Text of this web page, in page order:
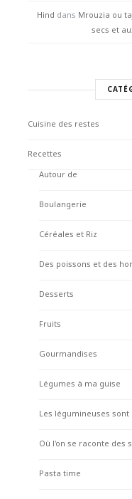
Hind dans Mrouzia ou
secs et
Cuisine des restes
Recettes
Autour de
Boulangerie
Céréales et Riz
Des poissons et des
Desserts
Fruits
Gourmandises
Légumes à ma guise
Les légumineuses sont
Où l'on se raconte des
Pasta time